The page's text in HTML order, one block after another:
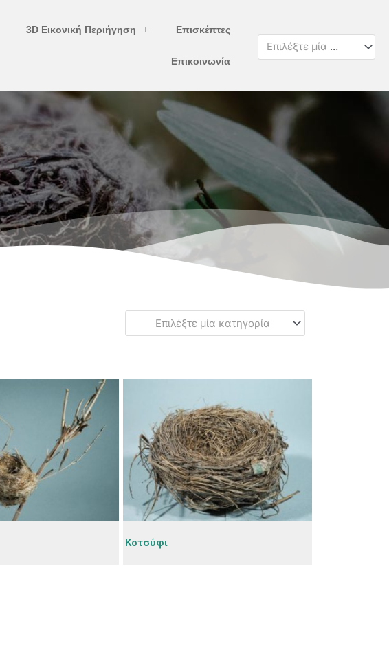
3D Εικονική Περιήγηση Επισκέπτες
Επικοινωνία
Επιλέξτε μία κατηγορία
Επιλέξτε μία κατηγορία
Κοτσύφι